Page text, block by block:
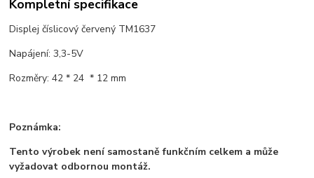
Kompletní specifikace
Displej číslicový červený TM1637
Napájení: 3,3-5V
Rozměry: 42 * 24 * 12 mm
Poznámka:
Tento výrobek není samostaně funkčním celkem a může
vyžadovat odbornou montáž.